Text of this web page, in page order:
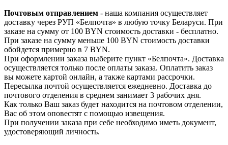
Почтовым отправлением - наша компания осуществляет
доставку через РУП «Белпочта» в любую точку Беларуси. При
заказе на сумму от 100 BYN стоимость доставки - бесплатно.
При заказе на сумму меньше 100 BYN стоимость доставки
обойдется примерно в 7 BYN.
При оформлении заказа выберите пункт «Белпочта». Доставка
осуществляется только после оплаты заказа. Оплатить заказ
вы можете картой онлайн, а также картами рассрочки.
Пересылка почтой осуществляется ежедневно. Доставка до
почтового отделения в среднем занимает 3 рабочих дня.
Как только Ваш заказ будет находится на почтовом отделении,
Вас об этом оповестят с помощью извещения.
При получении заказа при себе необходимо иметь документ,
удостоверяющий личность.